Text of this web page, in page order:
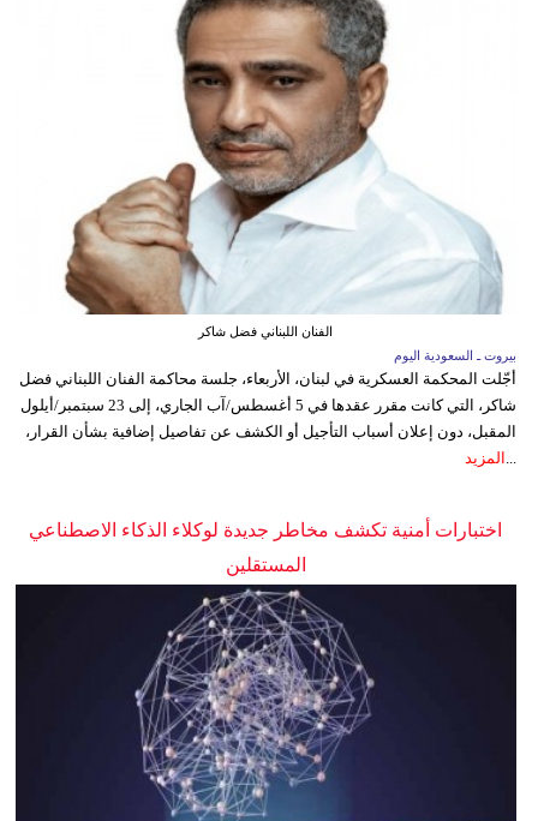
الفنان اللبناني فضل شاكر
بيروت ـ السعودية اليوم
أجّلت المحكمة العسكرية في لبنان، الأربعاء، جلسة محاكمة الفنان اللبناني فضل
شاكر، التي كانت مقرر عقدها في 5 أغسطس/آب الجاري، إلى 23 سبتمبر/أيلول
المقبل، دون إعلان أسباب التأجيل أو الكشف عن تفاصيل إضافية بشأن القرار،
... المزيد
اختبارات أمنية تكشف مخاطر جديدة لوكلاء الذكاء الاصطناعي
المستقلين